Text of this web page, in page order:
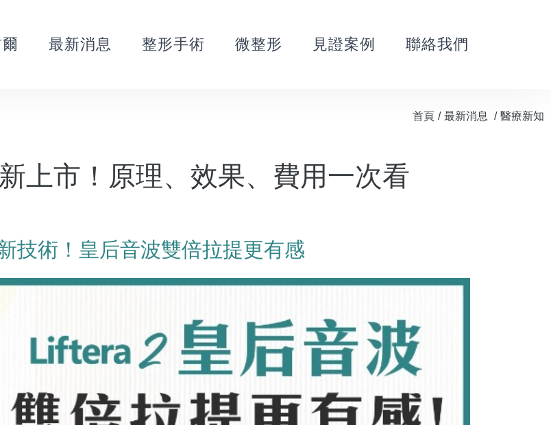
最新消息 整形手術 微整形 見證案例 聯絡我們
上市！原理、效果、費用一次看
首頁 / 最新消息 / 醫療新知
技術！皇后音波雙倍拉提更有感